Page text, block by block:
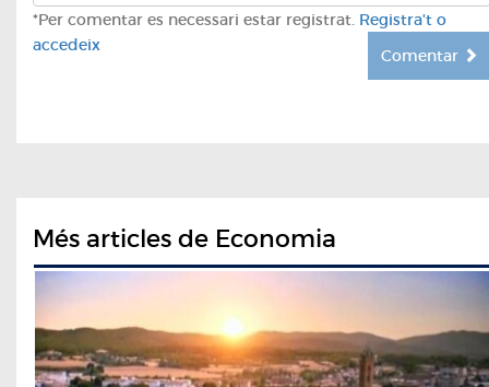
*Per comentar es necessari estar registrat. Registra't o
accedeix
Comentar
Més articles de Economia